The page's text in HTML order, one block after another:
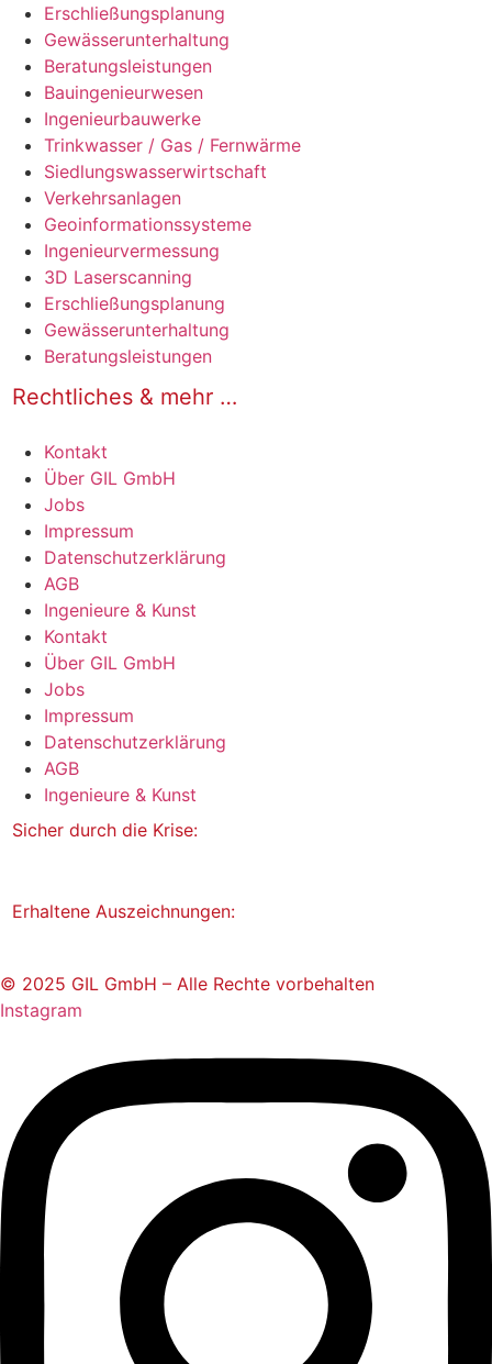
Erschließungsplanung
Gewässerunterhaltung
Beratungsleistungen
Bauingenieurwesen
Ingenieurbauwerke
Trinkwasser / Gas / Fernwärme
Siedlungswasserwirtschaft
Verkehrsanlagen
Geoinformationssysteme
Ingenieurvermessung
3D Laserscanning
Erschließungsplanung
Gewässerunterhaltung
Beratungsleistungen
Rechtliches & mehr …
Kontakt
Über GIL GmbH
Jobs
Impressum
Datenschutzerklärung
AGB
Ingenieure & Kunst
Kontakt
Über GIL GmbH
Jobs
Impressum
Datenschutzerklärung
AGB
Ingenieure & Kunst
Sicher durch die Krise:
Erhaltene Auszeichnungen:
© 2025 GIL GmbH – Alle Rechte vorbehalten
Instagram